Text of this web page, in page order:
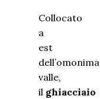
Collocato
a
est
dell’omonima
valle,
il ghiacciaio